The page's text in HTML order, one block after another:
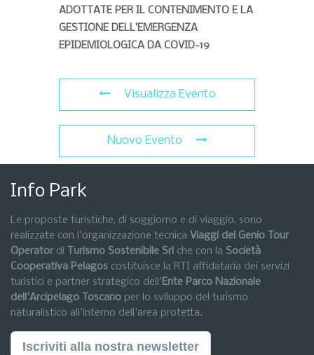
ADOTTATE PER IL CONTENIMENTO E LA
GESTIONE DELL’EMERGENZA
EPIDEMIOLOGICA DA COVID-19
Visualizza Evento
Nuovo Evento
Info Park
Le proposte turistiche, di soggiorno e di viaggio, sono
realizzate con l'organizzazione tecnica Viaggi del Genio Tour
Operatordi Turismo Sostenibile Srl che con la Società
Cooperativa Pelagos costituisce la RTI affidataria dei servizi
turistici e partner strategico dell'Ente Parco Nazionale
dell'Arcipelago Toscano per lo sviluppo del turismo
naturalistico all'interno dell'area protetta.
Iscriviti alla nostra newsletter